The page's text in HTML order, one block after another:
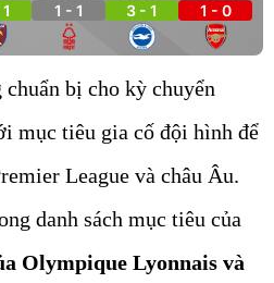
1 - 1 3 - 1 1 - 0
bị cho kỳ chuyển
mục tiêu gia cố đội hình để
League và châu Âu.
danh sách mục tiêu của
Olympique Lyonnais và